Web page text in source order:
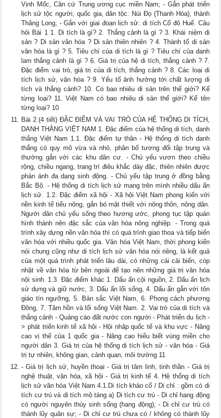
Vịnh Mốc, Căn cứ Trung ương cục miền Nam; - Gắn phát triển
lịch sử tộc người, quốc gia, dân tộc: Núi Đọ (Thanh Hóa), thành
Thăng Long; - Gắn với giai đoạn lịch sử: di tích Cố đô Huế. Câu
hỏi Bài 1 1. Di tích là gì? 2. Thắng cảnh là gì ? 3. Khái niệm di
sản ? Di sản văn hóa ? Di sản thiên nhiên ? 4. Thành tố di sản
văn hóa là gì ? 5. Tiêu chí của di tích là gì ? Tiêu chí của danh
lam thắng cảnh là gì ? 6. Giá trị của hệ di tích, thắng cảnh ? 7.
Đặc điểm vai trò, giá trị của di tích, thắng cảnh ? 8. Các loại di
tích lịch sử, văn hóa ? 9. Yếu tố ảnh hưởng tới chất lượng di
tích và thắng cảnh? 10. Có bao nhiêu di sản trên thế giới? Kể
từng loại? 11. Việt Nam có bao nhiêu di sản thế giới? Kể tên
từng loại? 10
Bài 2 (4 tiết) ĐẶC ĐIỂM VÀ VAI TRÒ CỦA HỆ THỐNG DI TÍCH,
DANH THẮNG VIỆT NAM 1. Đặc điểm của hệ thống di tích, danh
thắng Việt Nam 1.1. Đặc điểm tự thân - Hệ thống di tích danh
thắng có quy mô vừa và nhỏ, phân bố tương đối tập trung và
thường gắn với các khu dân cư. - Chủ yếu vươn theo chiều
rộng, chiều ngang, trang trí điêu khắc dày đặc, thiên nhiên được
phản ánh đa dạng sinh động. - Chủ yếu tập trung ở đồng bằng
Bắc Bộ. - Hệ thống di tích lịch sử mang trên mình nhiều dấu ấn
lịch sử. 1.2. Đặc điểm xã hội - Xã hội Việt Nam phong kiến với
nền kinh tế tiểu nông, gắn bó mật thiết với nông thôn, nông dân.
Người dân chủ yếu sống theo hương ước, phong tục tập quán
hình thành nên đặc sắc của văn hóa nông nghiệp. - Trong quá
trình xây dựng nền văn hóa thì có quá trình giao thoa và tiếp biến
văn hóa với nhiều quốc gia. Văn hóa Việt Nam, thời phong kiến
nói chung cũng như di tích lịch sử văn hóa nói riêng, là kết quả
của một quá trình phát triển lâu dài, có những cái cải biến, cóp
nhặt về văn hóa từ bên ngoài để tạo nên những giá trị văn hóa
nội sinh. 1.3. Đặc điểm khác 1. Dấu ấn cội nguồn, 2. Dấu ấn lịch
sử dựng và giữ nước, 3. Dấu ấn lối sống, 4. Dấu ấn gắn với tôn
giáo tín ngưỡng, 5. Bản sắc Việt Nam, 6. Phong cách phương
Đông, 7. Tâm hồn và lối sống Việt Nam. 2. Vai trò của di tích và
thắng cảnh - Quảng cáo đất nước con người - Phát triển du lịch -
> phát triển kinh tế xã hội - Hội nhập quốc tế và khu vực - Nâng
cao vị thế của 1 quốc gia - Nâng cao hiểu biết vùng miền cho
người dân 3. Giá trị của hệ thống di tích lịch sử - văn hóa - Giá
trị tự nhiên, không gian, cảnh quan, môi trường 11
- Giá trị lịch sử, huyền thoại - Giá trị tâm linh, tinh thần - Giá trị
nghệ thuật, văn hóa, xã hội - Giá trị kinh tế 4. Hệ thống di tích
lịch sử văn hóa Việt Nam 4.1.Di tích khảo cổ / Di chỉ : gồm có di
tích cư trú và di tích mộ táng a) Di tích cư trú - Di chỉ hang động
có người nguyên thủy sinh sống (hang động); - Di chỉ cư trú có
thành lũy quân sự; - Di chỉ cư trú chưa có / không có thành lũy